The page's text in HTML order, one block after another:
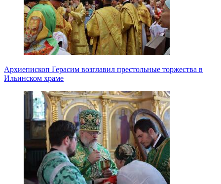
Архиепископ Герасим возглавил престольные торжества в
Ильинском храме